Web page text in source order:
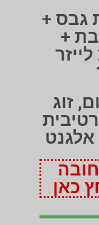
גבס +
+
זוג
אלגנט
כאן